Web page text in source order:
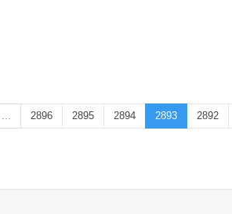
2892
2893
2894
2895
2896
...